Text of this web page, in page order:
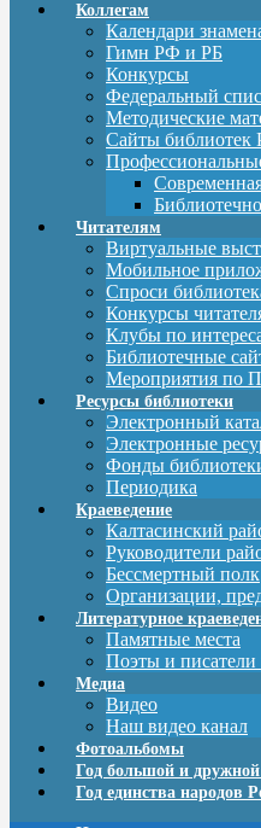
Коллегам
Календари
Гимн РФ и РБ
Конкурсы
Федеральный
Методические
Сайты библиотек
Читателям
Виртуальные
Мобильное
Спроси
Конкурсы
Клубы по
Библиотечные
Мероприятия по
Ресурсы библиотеки
Электронный
Электронные
Фонды
Периодика
Краеведение
Калтасинский
Руководители
Бессмертный полк
Организации,
Литературное
Памятные места
Поэты и писатели
Медиа
Видео
Наш видео канал
Фотоальбомы
Год большой и
Год единства народов